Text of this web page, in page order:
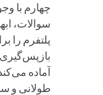
چهارم با
سوالات،
پلتفرم را
آماده
طولانی و